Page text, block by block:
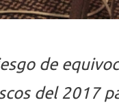
de
del 2017